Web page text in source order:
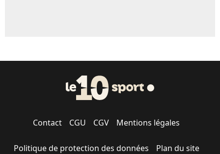
Contact CGU CGV Mentions légales
Politique de protection des données Plan du site